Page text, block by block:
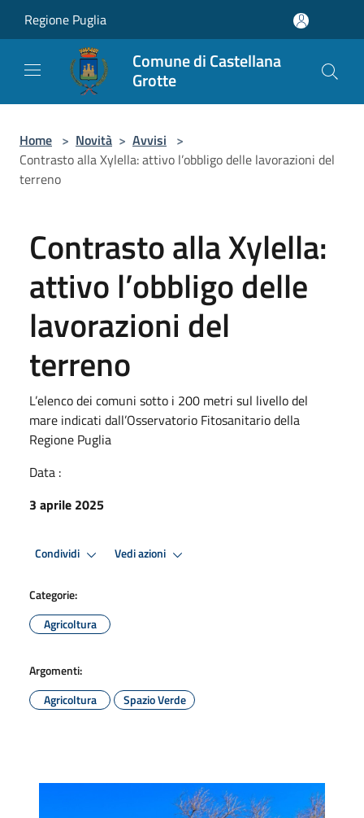
Regione Puglia
Comune di Castellana
Grotte
Home > Novità > Avvisi >
Contrasto alla Xylella: attivo l’obbligo delle lavorazioni del
terreno
Contrasto alla Xylella:
attivo l’obbligo delle
lavorazioni del
terreno
L’elenco dei comuni sotto i 200 metri sul livello del
mare indicati dall’Osservatorio Fitosanitario della
Regione Puglia
Data :
3 aprile 2025
Condividi Vedi azioni
Categorie:
Agricoltura
Argomenti:
Agricoltura
Spazio Verde